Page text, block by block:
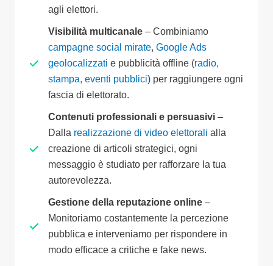
agli elettori.
Visibilità multicanale – Combiniamo
campagne social mirate, Google Ads
geolocalizzati e pubblicità offline (radio,
stampa, eventi pubblici) per raggiungere ogni
fascia di elettorato.
Contenuti professionali e persuasivi –
Dalla realizzazione di video elettorali alla
creazione di articoli strategici, ogni
messaggio è studiato per rafforzare la tua
autorevolezza.
Gestione della reputazione online –
Monitoriamo costantemente la percezione
pubblica e interveniamo per rispondere in
modo efficace a critiche e fake news.